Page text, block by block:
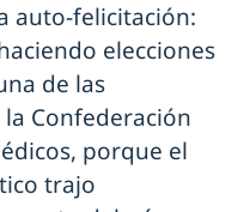
auto-felicitación:
elecciones
de las
Confederación
porque el
trajo